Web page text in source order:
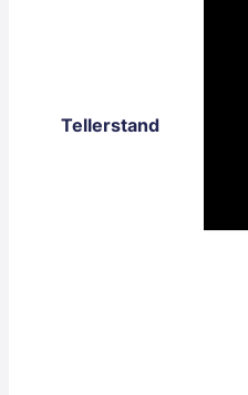
Tellerstand